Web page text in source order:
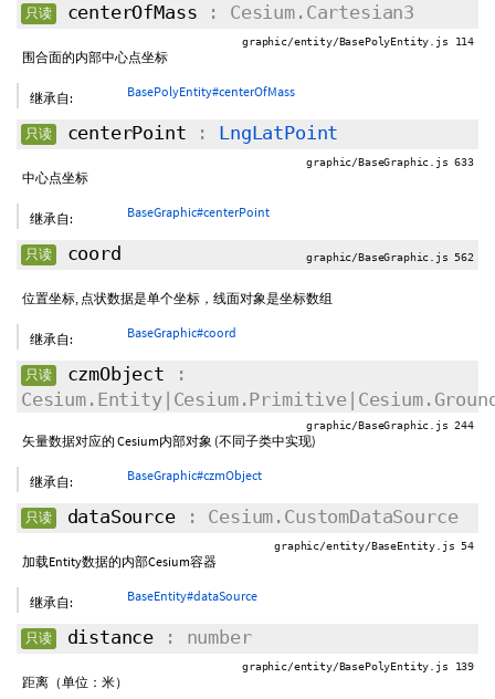
只读 centerOfMass : Cesium.Cartesian3
graphic/entity/BasePolyEntity.js 114
围合面的内部中心点坐标
继承自: BasePolyEntity#centerOfMass
只读 centerPoint : LngLatPoint
graphic/BaseGraphic.js 633
中心点坐标
继承自: BaseGraphic#centerPoint
只读 coord graphic/BaseGraphic.js 562
位置坐标, 点状数据是单个坐标，线面对象是坐标数组
继承自: BaseGraphic#coord
只读 czmObject :
graphic/BaseGraphic.js 244
矢量数据对应的 Cesium内部对象 (不同子类中实现)
继承自: BaseGraphic#czmObject
只读 dataSource: Cesium.CustomDataSource
graphic/entity/BaseEntity.js 54
加载Entity数据的内部Cesium容器
继承自: BaseEntity#dataSource
只读 distance : number
graphic/entity/BasePolyEntity.js 139
距离（单位：米）